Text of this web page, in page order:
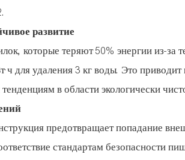
развитие
которые теряют 50% энергии из-за
для удаления 3 кг воды. Это
в области экологически
предотвращает попадание
стандартам безопасности